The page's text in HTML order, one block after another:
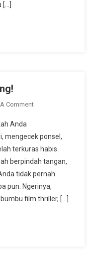
CommentOn
OTP
Sekarang!
Anda
mengecek ponsel,
terkuras habis
berpindah tangan,
tidak pernah
pun. Ngerinya,
film thriller, […]